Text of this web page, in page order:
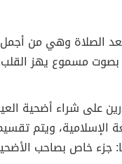
الصلاة وهي من
بصوت مسموع يهز
على شراء أضحية
الإسلامية، ويتم
جزء خاص بصاحب